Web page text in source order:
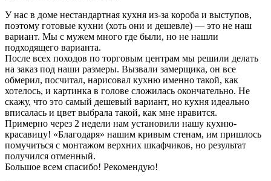
У нас в доме нестандартная кухня из-за короба и выступов,
поэтому готовые кухни (хоть они и дешевле) — это не наш
вариант. Мы с мужем много где были, но не нашли
подходящего варианта.
После всех походов по торговым центрам мы решили делать
на заказ под наши размеры. Вызвали замерщика, он все
обмерил, посчитал, нарисовал кухню именно такой, как
хотелось, и картинка в голове сложилась окончательно. Не
скажу, что это самый дешевый вариант, но кухня идеально
вписалась и цвет выбрала такой, как мне нравится.
Примерно через 2 недели нам установили нашу кухню-
красавицу! «Благодаря» нашим кривым стенам, им пришлось
помучиться с монтажом верхних шкафчиков, но результат
получился отменный.
Большое всем спасибо! Рекомендую!